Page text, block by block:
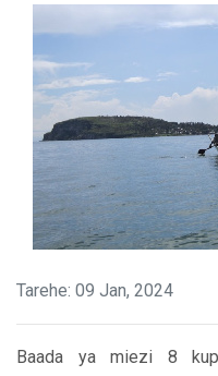
Tarehe: 09 Jan, 2024
Baada ya miezi 8